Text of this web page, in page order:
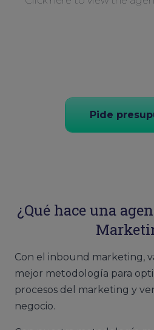
Pide
¿Qué hace una
Con el inbound marketing,
mejor metodología para
procesos del marketing y
negocio.